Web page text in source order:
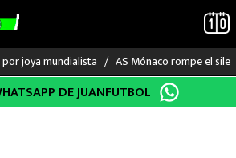
joya mundialista AS Mónaco rompe el
DE JUANFUTBOL